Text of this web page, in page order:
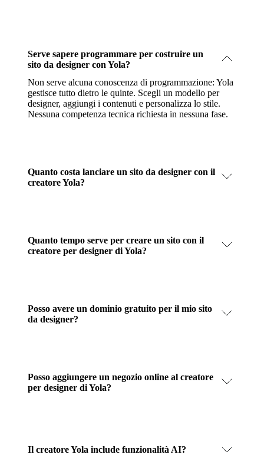
Serve sapere programmare per costruire un
sito da designer con Yola?
Non serve alcuna conoscenza di programmazione: Yola
gestisce tutto dietro le quinte. Scegli un modello per
designer, aggiungi i contenuti e personalizza lo stile.
Nessuna competenza tecnica richiesta in nessuna fase.
Quanto costa lanciare un sito da designer con il
creatore Yola?
Quanto tempo serve per creare un sito con il
creatore per designer di Yola?
Posso avere un dominio gratuito per il mio sito
da designer?
Posso aggiungere un negozio online al creatore
per designer di Yola?
Il creatore Yola include funzionalità AI?